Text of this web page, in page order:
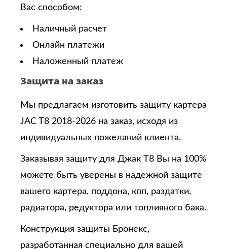
Вас способом:
Наличный расчет
Онлайн платежи
Наложенный платеж
Защита на заказ
Мы предлагаем изготовить защиту картера
JAC T8 2018-2026 на заказ, исходя из
индивидуальных пожеланий клиента.
Заказывая защиту для Джак T8 Вы на 100%
можете быть уверены в надежной защите
вашего картера, поддона, кпп, раздатки,
радиатора, редуктора или топливного бака.
Конструкция защиты Бронекс,
разработанная специально для вашей